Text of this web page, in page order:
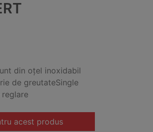
din oțel inoxidabil
de greutateSingle
acest produs